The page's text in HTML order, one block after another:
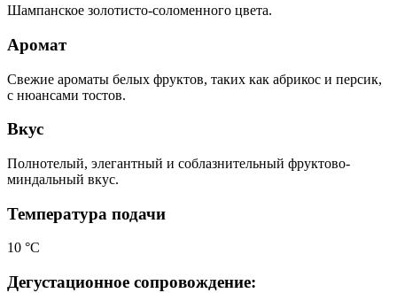
Шампанское золотисто-соломенного цвета.
Аромат
Свежие ароматы белых фруктов, таких как абрикос и персик,
с нюансами тостов.
Вкус
Полнотелый, элегантный и соблазнительный фруктово-
миндальный вкус.
Температура подачи
10 °С
Дегустационное сопровождение: